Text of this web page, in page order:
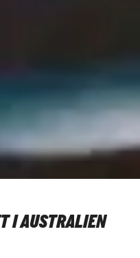
I AUSTRALIEN